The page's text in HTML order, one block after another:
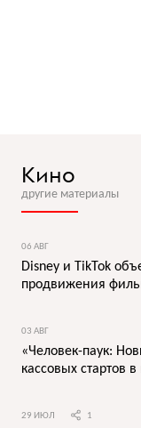
Кино
другие материалы
06 АВГ
Disney и TikTok
продвижения
03 АВГ
«Человек-паук:
кассовых стартов
29 ИЮЛ 1